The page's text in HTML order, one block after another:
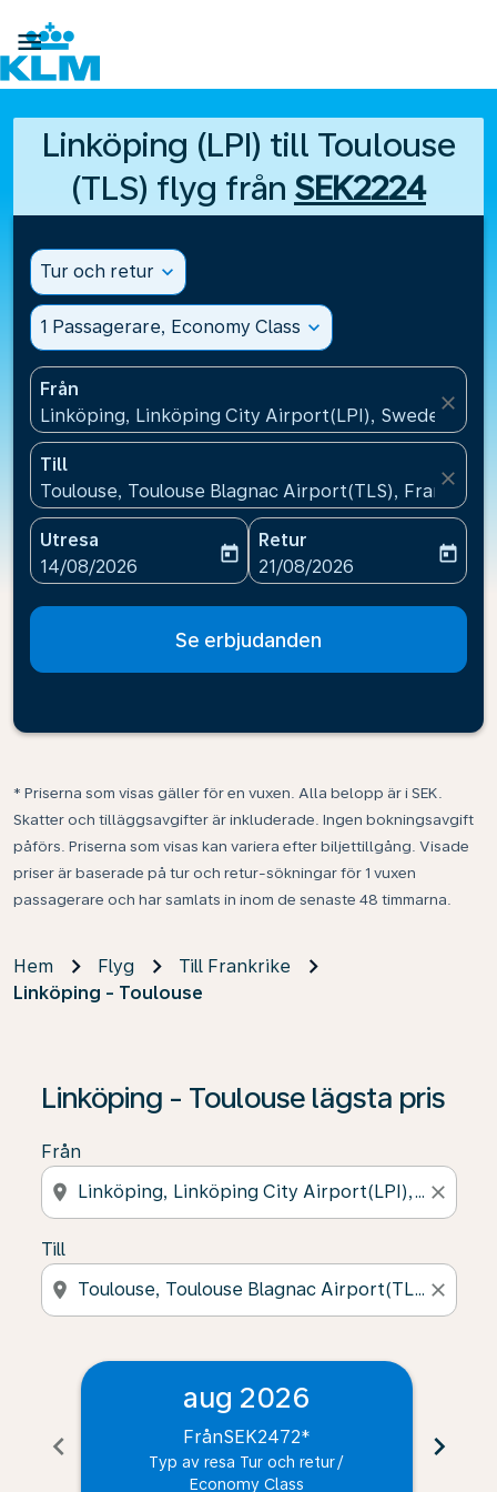

Linköping (LPI) till Toulouse
(TLS) flyg från SEK2224
Tur och retur expand_more
1 Passagerare, Economy Class expand_more
Från
Linköping, Linköping City Airport(LPI), Sweden
close
Till
Toulouse, Toulouse Blagnac Airport(TLS), Frankrike
close
Utresa
fc-booking-departure-date-aria-label
14/08/2026
today
Retur
fc-booking-return-date-
21/08/2026
today
Se erbjudanden
* Priserna som visas gäller för en vuxen. Alla belopp är i SEK.
Skatter och tilläggsavgifter är inkluderade. Ingen bokningsavgift
påförs. Priserna som visas kan variera efter biljettillgång. Visade
priser är baserade på tur och retur-sökningar för 1 vuxen
passagerare och har samlats in inom de senaste 48 timmarna.
Hem Flyg
Till Frankrike
Linköping - Toulouse
Linköping - Toulouse lägsta pris
Från
location_on close
Till
location_on close
chevron_left
aug 2026
FrånSEK2472*
Typ av resa Tur och retur /
Economy Class
chevron_right